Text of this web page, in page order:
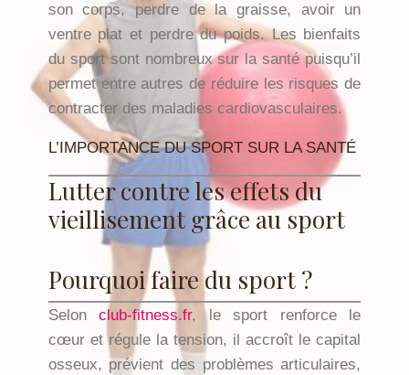
son corps, perdre de la graisse, avoir un
ventre plat et perdre du poids. Les bienfaits
du sport sont nombreux sur la santé puisqu’il
permet entre autres de réduire les risques de
contracter des maladies cardiovasculaires.
L’IMPORTANCE DU SPORT SUR LA SANTÉ
Lutter contre les effets du
vieillisement grâce au sport
Pourquoi faire du sport ?
Selonclub-fitness.fr, le sport renforce le
cœur et régule la tension, il accroît le capital
osseux, prévient des problèmes articulaires,